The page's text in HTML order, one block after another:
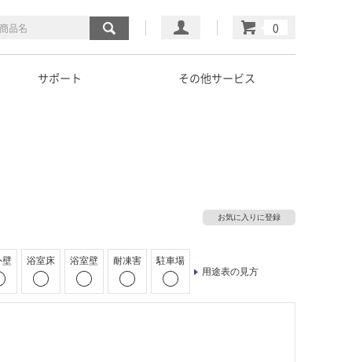
マイページ
カート
サポート その他サービス
お気に入りに登録
壁 浴室床 浴室壁 耐凍害
駐車場
用途表の見方